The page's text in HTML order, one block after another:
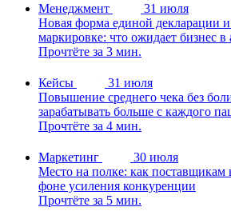
Менеджмент
31 июля
Новая форма единой декларации
маркировке: что ожидает бизнес в
Прочтёте за 3 мин.
Кейсы
31 июля
Повышение среднего чека без
зарабатывать больше с каждого
Прочтёте за 4 мин.
Маркетинг
30 июля
Место на полке: как поставщикам
фоне усиления конкуренции
Прочтёте за 5 мин.